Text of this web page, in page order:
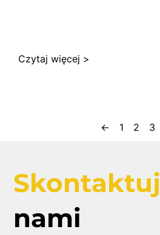
Czytaj więcej >
← 1 2 3
Skontaktuj
nami